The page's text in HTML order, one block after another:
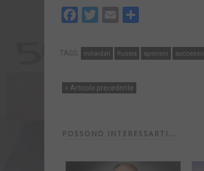
Facebook
TwitterEmail
TAGS: miliardari Russia sponsor successo
< Articolo precedente
POSSONO INTERESSARTI...